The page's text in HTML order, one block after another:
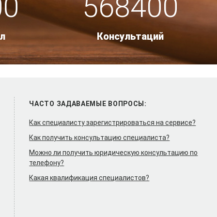
568400
Консультаций
ЧАСТО ЗАДАВАЕМЫЕ ВОПРОСЫ:
Как специалисту зарегистрироваться на сервисе?
Как получить консультацию специалиста?
Можно ли получить юридическую консультацию по
телефону?
Какая квалификация специалистов?